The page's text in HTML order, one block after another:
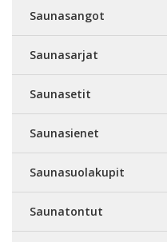
Saunasangot
Saunasarjat
Saunasetit
Saunasienet
Saunasuolakupit
Saunatontut